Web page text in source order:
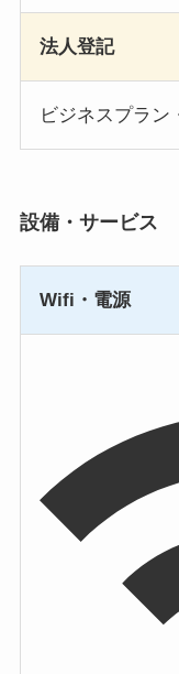
法人登記
ビジネスプラン
設備・サービス
Wifi・電源